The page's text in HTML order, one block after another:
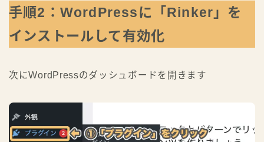
手順2：WordPressに「Rinker」を
インストールして有効化
次にWordPressのダッシュボードを開きます